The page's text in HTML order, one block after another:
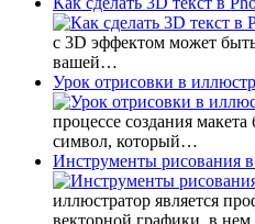
с 3D эффектом может
вашей…
Урок отрисовки в
процессе создания
символ, который…
Инструменты рисования
иллюстратор является
векторной графики, в